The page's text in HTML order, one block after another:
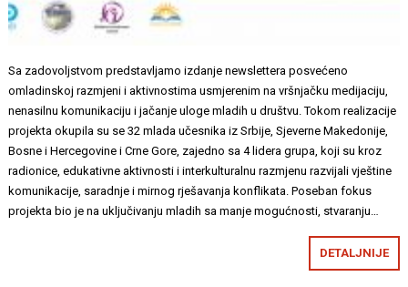
Sa zadovoljstvom predstavljamo izdanje newslettera posvećeno
omladinskoj razmjeni i aktivnostima usmjerenim na vršnjačku medijaciju,
nenasilnu komunikaciju i jačanje uloge mladih u društvu. Tokom realizacije
projekta okupila su se 32 mlada učesnika iz Srbije, Sjeverne Makedonije,
Bosne i Hercegovine i Crne Gore, zajedno sa 4 lidera grupa, koji su kroz
radionice, edukativne aktivnosti i interkulturalnu razmjenu razvijali vještine
komunikacije, saradnje i mirnog rješavanja konflikata. Poseban fokus
projekta bio je na uključivanju mladih sa manje mogućnosti, stvaranju…
DETALJNIJE